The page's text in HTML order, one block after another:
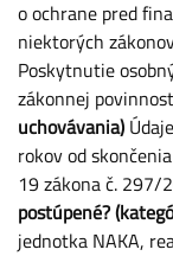
o ochrane pred
niektorých
Poskytnutie
zákonnej
uchovávania)
rokov od
19 zákona č. 297/
postúpené?
jednotka NAKA,